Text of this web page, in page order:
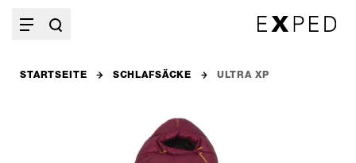
STARTSEITE SCHLAFSÄCKE ULTRA XP